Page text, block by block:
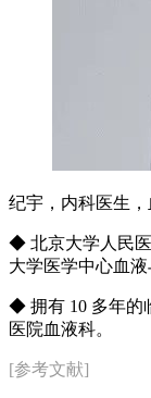
纪宇，内科医生，
◆ 北京大学人民
大学医学中心血
◆ 拥有 10 多年的
医院血液科。
[参考文献]